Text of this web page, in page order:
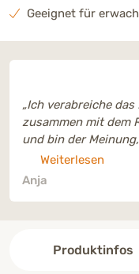
Geeignet für
„Ich verabreiche
zusammen mit dem
und bin der
Hormonchaos
Hundes immer mehr
Gleichgewicht
Weiterlesen
Anja
Produktinfos